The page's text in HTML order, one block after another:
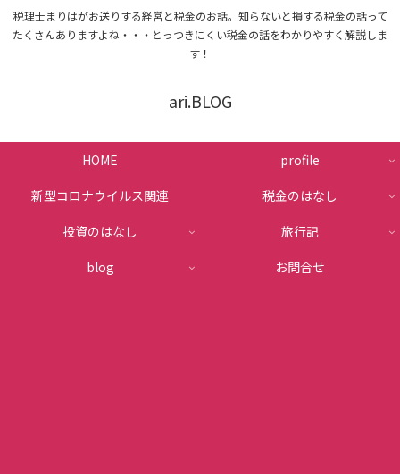
税理士まりはがお送りする経営と税金のお話。知らないと損する税金の話って
たくさんありますよね・・・とっつきにくい税金の話をわかりやすく解説しま
す！
ari.BLOG
HOME
profile
新型コロナウイルス関連
税金のはなし
投資のはなし
旅行記
blog
お問合せ